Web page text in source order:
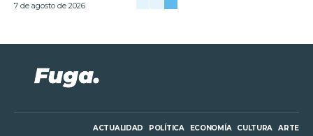
7 de agosto de 2026
ACTUALIDAD POLÍTICA ECONOMÍA CULTURA ARTE